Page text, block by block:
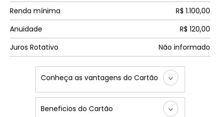
Renda mínima
R$ 1.100,00
Anuidade
R$ 120,00
Juros Rotativo
Não informado
Conheça as vantagens do Cartão
Beneficios do Cartão